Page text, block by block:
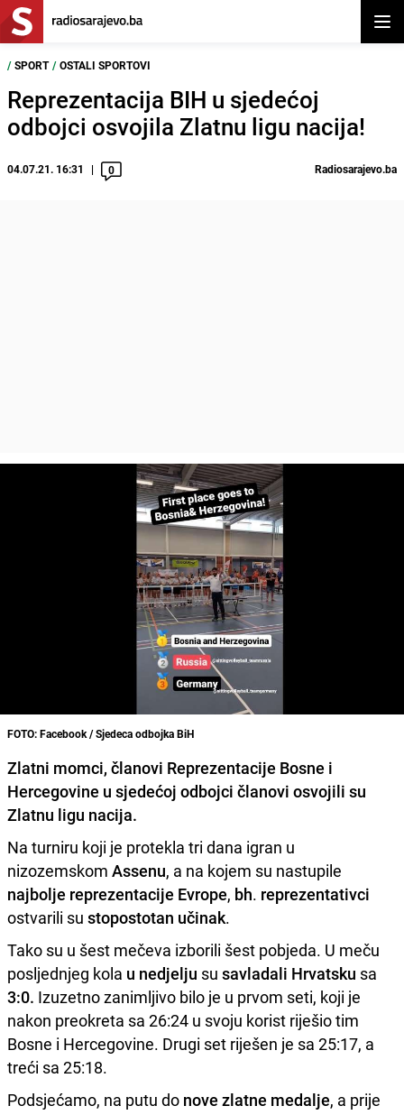
/ SPORT / OSTALI SPORTOVI
Reprezentacija BIH u sjedećoj
odbojci osvojila Zlatnu ligu nacija!
04.07.21. 16:31 0 Radiosarajevo.ba
FOTO: Facebook / Sjedeca odbojka BiH
Zlatni momci, članovi Reprezentacije Bosne i
Hercegovine u sjedećoj odbojci članovi osvojili su
Zlatnu ligu nacija.
Na turniru koji je protekla tri dana igran u
nizozemskom Assenu, a na kojem su nastupile
najbolje reprezentacije Evrope, bh. reprezentativci
ostvarili su stopostotan učinak.
Tako su u šest mečeva izborili šest pobjeda. U meču
posljednjeg kola u nedjelju su savladali Hrvatsku sa
3:0. Izuzetno zanimljivo bilo je u prvom seti, koji je
nakon preokreta sa 26:24 u svoju korist riješio tim
Bosne i Hercegovine. Drugi set riješen je sa 25:17, a
treći sa 25:18.
Podsjećamo, na putu do nove zlatne medalje, a prije